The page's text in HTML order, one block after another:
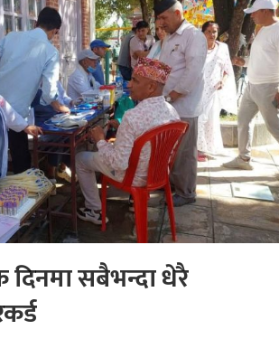
सबैभन्दा धेरै